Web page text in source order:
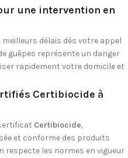
une intervention en
délais dès votre appel
guêpes représente un danger
rapidement votre domicile et
Certibiocide à
Certibiocide,
et conforme des produits
respecte les normes en vigueur